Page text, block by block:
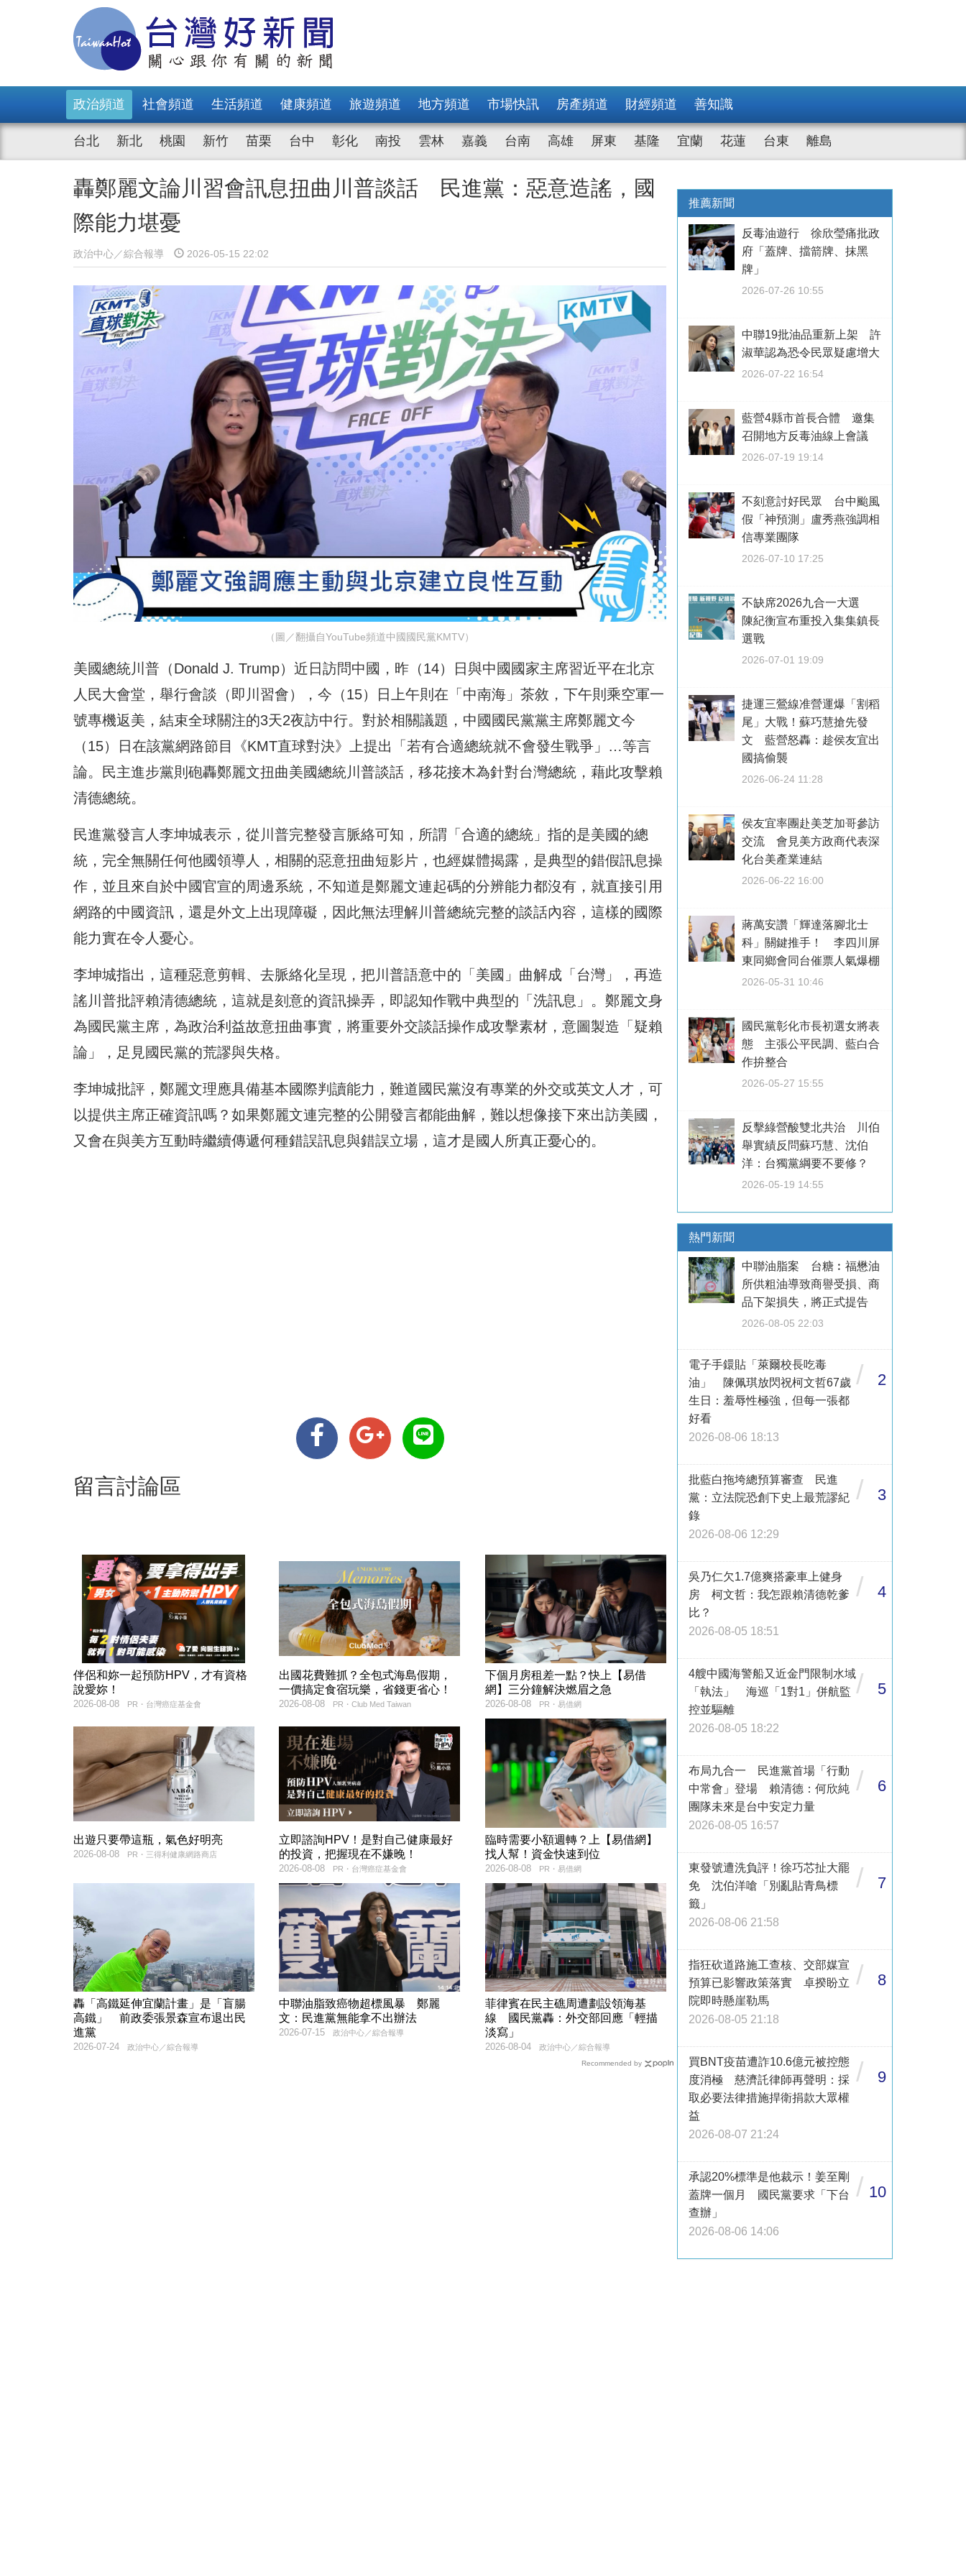
政治頻道 社會頻道 生活頻道 健康頻道 旅遊頻道 地方頻道 市場快訊 房產頻道 財經頻道 善知識
台北 新北 桃園 新竹 苗栗 台中 彰化 南投 雲林 嘉義 台南 高雄 屏東 基隆 宜蘭 花蓮 台東 離島
轟鄭麗文論川習會訊息扭曲川普談話 民進黨：惡意造謠，國
際能力堪憂
政治中心／綜合報導 2026-05-15 22:02
（圖／翻攝自YouTube頻道中國國民黨KMTV）
美國總統川普（Donald J. Trump）近日訪問中國，昨（14）日與中國國家主席習近平在北京
人民大會堂，舉行會談（即川習會），今（15）日上午則在「中南海」茶敘，下午則乘空軍一
號專機返美，結束全球關注的3天2夜訪中行。對於相關議題，中國國民黨黨主席鄭麗文今
（15）日在該黨網路節目《KMT直球對決》上提出「若有合適總統就不會發生戰爭」…等言
論。民主進步黨則砲轟鄭麗文扭曲美國總統川普談話，移花接木為針對台灣總統，藉此攻擊賴
清德總統。
民進黨發言人李坤城表示，從川普完整發言脈絡可知，所謂「合適的總統」指的是美國的總
統，完全無關任何他國領導人，相關的惡意扭曲短影片，也經媒體揭露，是典型的錯假訊息操
作，並且來自於中國官宣的周邊系統，不知道是鄭麗文連起碼的分辨能力都沒有，就直接引用
網路的中國資訊，還是外文上出現障礙，因此無法理解川普總統完整的談話內容，這樣的國際
能力實在令人憂心。
李坤城指出，這種惡意剪輯、去脈絡化呈現，把川普語意中的「美國」曲解成「台灣」，再造
謠川普批評賴清德總統，這就是刻意的資訊操弄，即認知作戰中典型的「洗訊息」。鄭麗文身
為國民黨主席，為政治利益故意扭曲事實，將重要外交談話操作成攻擊素材，意圖製造「疑賴
論」，足見國民黨的荒謬與失格。
李坤城批評，鄭麗文理應具備基本國際判讀能力，難道國民黨沒有專業的外交或英文人才，可
以提供主席正確資訊嗎？如果鄭麗文連完整的公開發言都能曲解，難以想像接下來出訪美國，
又會在與美方互動時繼續傳遞何種錯誤訊息與錯誤立場，這才是國人所真正憂心的。
留言討論區
伴侶和妳一起預防HPV，才有資格
說愛妳！
PR・台灣癌症基金會
2026-08-08
出國花費難抓？全包式海島假期，
一價搞定食宿玩樂，省錢更省心！
PR・Club Med Taiwan
2026-08-08
下個月房租差一點？快上【易借
網】三分鐘解決燃眉之急
PR・易借網
2026-08-08
出遊只要帶這瓶，氣色好明亮
PR・三得利健康網路商店
2026-08-08
立即諮詢HPV！是對自己健康最好
的投資，把握現在不嫌晚！
PR・台灣癌症基金會
2026-08-08
臨時需要小額週轉？上【易借網】
找人幫！資金快速到位
PR・易借網
2026-08-08
轟「高鐵延伸宜蘭計畫」是「盲腸
高鐵」 前政委張景森宣布退出民
進黨
政治中心／綜合報導
2026-07-24
中聯油脂致癌物超標風暴 鄭麗
文：民進黨無能拿不出辦法
政治中心／綜合報導
2026-07-15
菲律賓在民主礁周遭劃設領海基
線 國民黨轟：外交部回應「輕描
淡寫」
政治中心／綜合報導
2026-08-04
Recommended by
推薦新聞
反毒油遊行 徐欣瑩痛批政
府「蓋牌、擋箭牌、抹黑
牌」
2026-07-26 10:55
中聯19批油品重新上架 許
淑華認為恐令民眾疑慮增大
2026-07-22 16:54
藍營4縣市首長合體 邀集
召開地方反毒油線上會議
2026-07-19 19:14
不刻意討好民眾 台中颱風
假「神預測」盧秀燕強調相
信專業團隊
2026-07-10 17:25
不缺席2026九合一大選
陳紀衡宣布重投入集集鎮長
選戰
2026-07-01 19:09
捷運三鶯線准營運爆「割稻
尾」大戰！蘇巧慧搶先發
文 藍營怒轟：趁侯友宜出
國搞偷襲
2026-06-24 11:28
侯友宜率團赴美芝加哥參訪
交流 會見美方政商代表深
化台美產業連結
2026-06-22 16:00
蔣萬安讚「輝達落腳北士
科」關鍵推手！ 李四川屏
東同鄉會同台催票人氣爆棚
2026-05-31 10:46
國民黨彰化市長初選女將表
態 主張公平民調、藍白合
作拚整合
2026-05-27 15:55
反擊綠營酸雙北共治 川伯
舉實績反問蘇巧慧、沈伯
洋：台獨黨綱要不要修？
2026-05-19 14:55
熱門新聞
中聯油脂案 台糖︰福懋油
所供粗油導致商譽受損、商
品下架損失，將正式提告
2026-08-05 22:03
電子手鐶貼「萊爾校長吃毒
油」 陳佩琪放閃祝柯文哲67歲
生日：羞辱性極強，但每一張都
好看
2026-08-06 18:13
/ 2
批藍白拖垮總預算審查 民進
黨：立法院恐創下史上最荒謬紀
錄
2026-08-06 12:29
/ 3
吳乃仁欠1.7億爽搭豪車上健身
房 柯文哲：我怎跟賴清德乾爹
比？
2026-08-05 18:51
/ 4
4艘中國海警船又近金門限制水域
「執法」 海巡「1對1」併航監
控並驅離
2026-08-05 18:22
/ 5
布局九合一 民進黨首場「行動
中常會」登場 賴清德：何欣純
團隊未來是台中安定力量
2026-08-05 16:57
/ 6
東發號遭洗負評！徐巧芯扯大罷
免 沈伯洋嗆「別亂貼青鳥標
籤」
2026-08-06 21:58
/ 7
指狂砍道路施工查核、交部媒宣
預算已影響政策落實 卓揆盼立
院即時懸崖勒馬
2026-08-05 21:18
/ 8
買BNT疫苗遭詐10.6億元被控態
度消極 慈濟託律師再聲明：採
取必要法律措施捍衛捐款大眾權
益
2026-08-07 21:24
/ 9
承認20%標準是他裁示！姜至剛
蓋牌一個月 國民黨要求「下台
查辦」
2026-08-06 14:06
/ 10